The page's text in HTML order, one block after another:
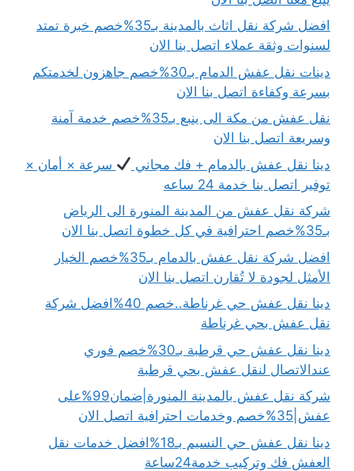
افضل شركة نقل اثاث بالمدينة بـ35%خصم خبرة تمتد
لسنوات وثقة عملاء اتصل بنا الان
دينات نقل عفش الدمام بـ30%خصم جاهزون لخدمتكم
بسرعة وكفاءة اتصل بنا الان
نقل عفش من مكة الى ينبع بـ35%خصم خدمة آمنة
وسريعة اتصل بنا الان
دينا نقل عفش بالدمام + فك مجاني
سرعة × أمان ×
توفير اتصل بنا خدمة 24 ساعه
شركة نقل عفش من المدينة المنورة الى الرياض
بـ35%خصم احترافية في كل خطوة اتصل بنا الان
افضل شركة نقل عفش بالدمام بـ35%خصم الخيار
الأمثل لجودة لا تُقارن اتصل بنا الان
دينا نقل عفش حي غرناطة..خصم 40%افضل شركة
نقل عفش بحي غرناطة
دينا نقل عفش حي قرطبة بـ30%خصم فوري
عندالاتصال لنقل عفش بحي قرطبة
شركة نقل عفش بالمدينة المنورة|ضمان99%على
عفش|35%خصم وخدمات احترافية اتصل الان
دينا نقل عفش حي النسيم بـ18%افضل خدمات نقل
العفش فك وتركيب خدمة24ساعة